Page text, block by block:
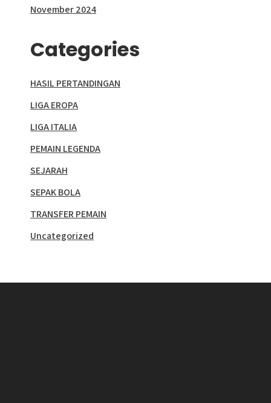
November 2024
Categories
HASIL PERTANDINGAN
LIGA EROPA
LIGA ITALIA
PEMAIN LEGENDA
SEJARAH
SEPAK BOLA
TRANSFER PEMAIN
Uncategorized